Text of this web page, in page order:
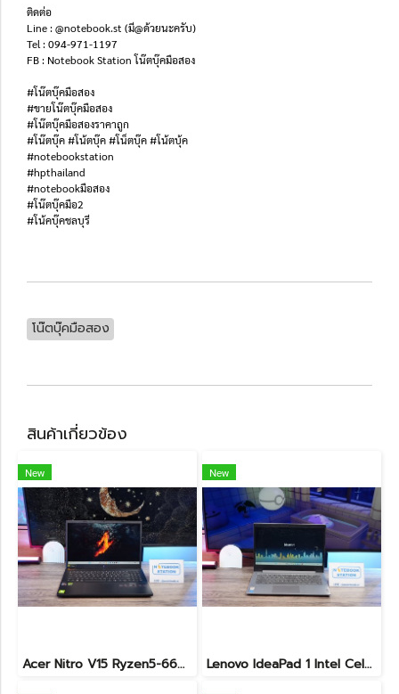
ติดต่อ
Line : @notebook.st (มี@ด้วยนะครับ)
Tel : 094-971-1197
FB : Notebook Station โน๊ตบุ๊คมือสอง
#โน๊ตบุ๊คมือสอง
#ขายโน๊ตบุ๊คมือสอง
#โน๊ตบุ๊คมือสองราคาถูก
#โน๊ตบุ๊ค #โน้ตบุ๊ค #โน็ตบุ๊ค #โน้ตบุ้ค
#notebookstation
#hpthailand
#notebookมือสอง
#โน๊ตบุ๊คมือ2
#โน้คบุ๊คชลบุรี
โน๊ตบุ๊คมือสอง
สินค้าเกี่ยวข้อง
New
Acer Nitro V15 Ryzen5-6600H RTX2050(4GB) RAM16 512GB SSD จอ15.6นิ้ว FHD 165Hz sRGB100% เกมมิ่งรุ่นใหม่ ดีไซน์เครื่องบาง สวยเท่ดูทันสมัย มีประกันศูนย์2028 ราคาสุดคุ้มเพียง 17,990.-
New
Lenovo IdeaPad 1 Intel Celeron N4020 Ram4 SSD256GB จอ14.0 HD หน้าจอเล็กเหมาะแก่การพกพา ใช้งานทั่วไป ราคาถูกมาก เพียง 3,900.- พร้อมใช้งาน(สินค้ามีตำหนิขายถูกประกันร้าน7วัน)